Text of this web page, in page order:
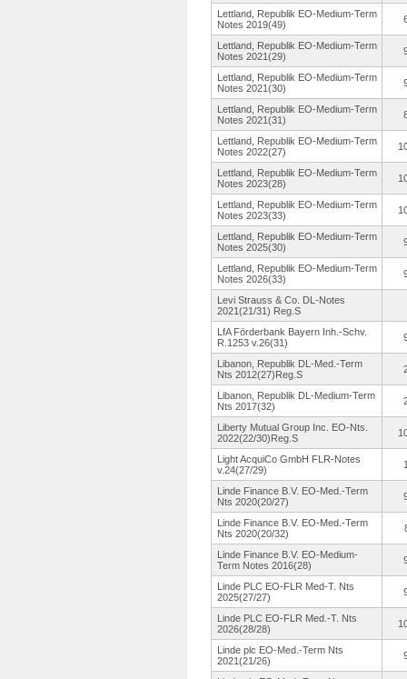
Lettland, Republik EO-Medium-Term
Notes 2019(49)
Lettland, Republik EO-Medium-Term
Notes 2021(29)
Lettland, Republik EO-Medium-Term
Notes 2021(30)
Lettland, Republik EO-Medium-Term
Notes 2021(31)
Lettland, Republik EO-Medium-Term
Notes 2022(27)
Lettland, Republik EO-Medium-Term
Notes 2023(28)
Lettland, Republik EO-Medium-Term
Notes 2023(33)
Lettland, Republik EO-Medium-Term
Notes 2025(30)
Lettland, Republik EO-Medium-Term
Notes 2026(33)
Levi Strauss & Co. DL-Notes
2021(21/31) Reg.S
LfA Förderbank Bayern Inh.-Schv.
R.1253 v.26(31)
Libanon, Republik DL-Med.-Term
Nts 2012(27)Reg. S
Libanon, Republik DL-Medium-Term
Nts 2017(32)
Liberty Mutual Group Inc. EO-Nts.
2022(22/30) Reg.S
Light AcquiCo GmbH FLR-Notes
v.24(27/29)
Linde Finance B.V. EO-Med.-Term
Nts 2020(20/27)
Linde Finance B.V. EO-Med.-Term
Nts 2020(20/32)
Linde Finance B.V. EO-Medium-
Term Notes 2016(28)
Linde PLC EO-FLR Med-T. Nts
2025(27/27)
Linde PLC EO-FLR Med.-T. Nts
2026(28/28)
Linde plc EO-Med.-Term Nts
2021(21/26)